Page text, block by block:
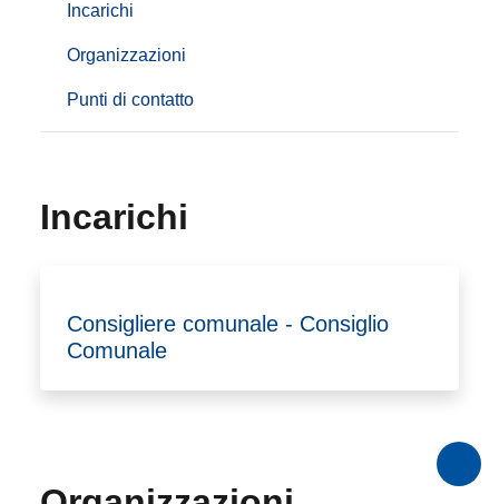
Incarichi
Organizzazioni
Punti di contatto
Incarichi
Consigliere comunale - Consiglio
Comunale